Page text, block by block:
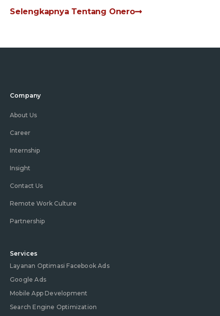
Selengkapnya Tentang Onero
Company
About Us
Career
Internship
Insight
Contact Us
Remote Work Culture
Partnership
Services
Layanan Optimasi Facebook Ads
Google Ads
Mobile App Development
Search Engine Optimization